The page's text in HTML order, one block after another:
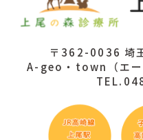
〒362-0036 埼
A-geo・town（エ